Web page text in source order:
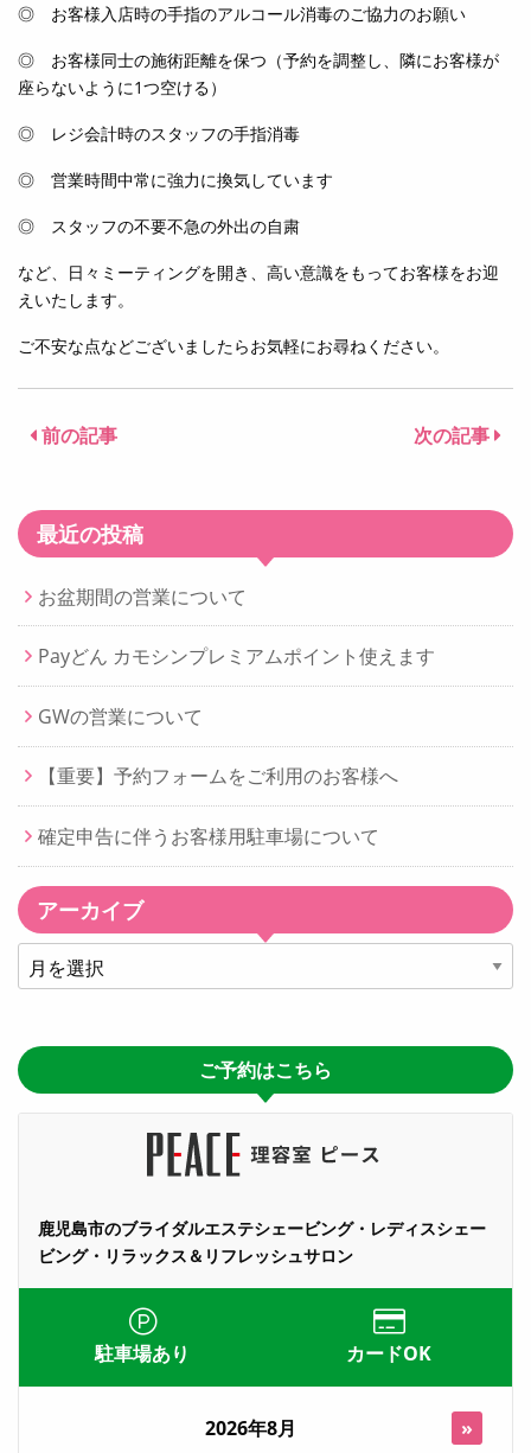
◎ お客様入店時の手指のアルコール消毒のご協力のお願い
◎ お客様同士の施術距離を保つ（予約を調整し、隣にお客様が
座らないように1つ空ける）
◎ レジ会計時のスタッフの手指消毒
◎ 営業時間中常に強力に換気しています
◎ スタッフの不要不急の外出の自粛
など、日々ミーティングを開き、高い意識をもってお客様をお迎
えいたします。
ご不安な点などございましたらお気軽にお尋ねください。
前の記事 次の記事
最近の投稿
お盆期間の営業について
Payどん カモシンプレミアムポイント使えます
GWの営業について
【重要】予約フォームをご利用のお客様へ
確定申告に伴うお客様用駐車場について
アーカイブ
ー
イ
ブ
ご予約はこちら
鹿児島市のブライダルエステシェービング・レディスシェー
ビング・リラックス＆リフレッシュサロン
駐車場あり カードOK
2026年8月 »